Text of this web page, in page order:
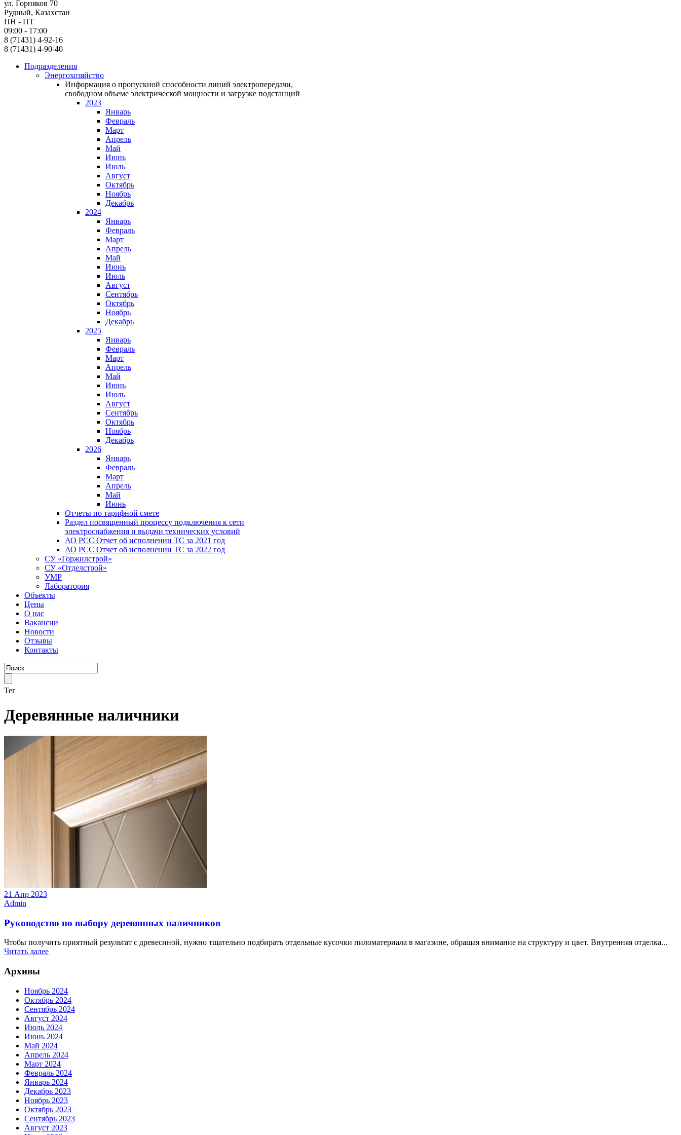
ул. Горняков 70
Рудный, Казахстан
ПН - ПТ
09:00 - 17:00
8 (71431) 4-92-16
8 (71431) 4-90-40
Подразделения
Энергохозяйство
Информация о пропускной способности линий электропередачи,
свободном объеме электрической мощности и загрузке подстанций
2023
Январь
Февраль
Март
Апрель
Май
Июнь
Июль
Август
Октябрь
Ноябрь
Декабрь
2024
Январь
Февраль
Март
Апрель
Май
Июнь
Июль
Август
Сентябрь
Октябрь
Ноябрь
Декабрь
2025
Январь
Февраль
Март
Апрель
Май
Июнь
Июль
Август
Сентябрь
Октябрь
Ноябрь
Декабрь
2026
Январь
Февраль
Март
Апрель
Май
Июнь
Отчеты по тарифной смете
Раздел посвященный процессу подключения к сети
электроснабжения и выдачи технических условий
АО РСС Отчет об исполнении ТС за 2021 год
АО РСС Отчет об исполнении ТС за 2022 год
СУ «Горжилстрой»
СУ «Отделстрой»
УМР
Лаборатория
Объекты
Цены
О нас
Вакансии
Новости
Отзывы
Контакты
Тег
Деревянные наличники
21 Апр 2023
Admin
Руководство по выбору деревянных наличников
Чтобы получить приятный результат с древесиной, нужно тщательно подбирать отдельные кусочки пиломатериала в магазине, обращая внимание на структуру и цвет. Внутренняя отделка...
Читать далее
Архивы
Ноябрь 2024
Октябрь 2024
Сентябрь 2024
Август 2024
Июль 2024
Июнь 2024
Май 2024
Апрель 2024
Март 2024
Февраль 2024
Январь 2024
Декабрь 2023
Ноябрь 2023
Октябрь 2023
Сентябрь 2023
Август 2023